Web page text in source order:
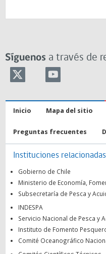
Síguenos a través de
Inicio Mapa del sitio
Preguntas frecuentes
Instituciones relacionadas
Gobierno de Chile
Ministerio de Economía,
Subsecretaría de Pesca y
INDESPA
Servicio Nacional de Pesca y
Instituto de Fomento
Comité Oceanográfico